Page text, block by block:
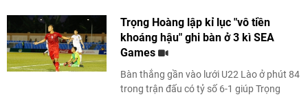
Trọng Hoàng lập kỉ lục "vô tiền
khoáng hậu" ghi bàn ở 3 kì SEA
Games
Bàn thắng gần vào lưới U22 Lào ở phút 84
trong trận đấu có tỷ số 6-1 giúp Trọng